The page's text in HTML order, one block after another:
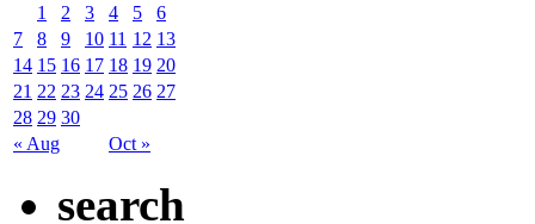
« Aug Oct »
1 2 3 4 5
6
7
8 9 10 11 12 13
14 15 16 17 18 19 20
21 22 23 24 25 26 27
28 29 30
search